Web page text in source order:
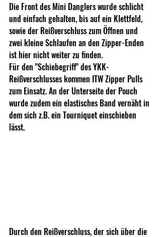
Die Front des Mini Danglers wurde schlicht
und einfach gehalten, bis auf ein Klettfeld,
sowie der Reißverschluss zum Öffnen und
zwei kleine Schlaufen an den Zipper-Enden
ist hier nicht weiter zu finden.
Für den "Schiebegriff" des YKK-
Reißverschlusses kommen ITW Zipper Pulls
zum Einsatz. An der Unterseite der Pouch
wurde zudem ein elastisches Band vernäht in
dem sich z.B. ein Tourniquet einschieben
lässt.
Durch den Reißverschluss, der sich über die